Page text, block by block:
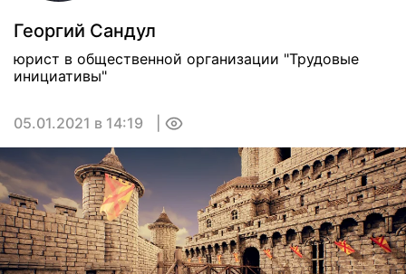
Георгий Сандул
юрист в общественной организации "Трудовые
инициативы"
05.01.2021 в 14:19